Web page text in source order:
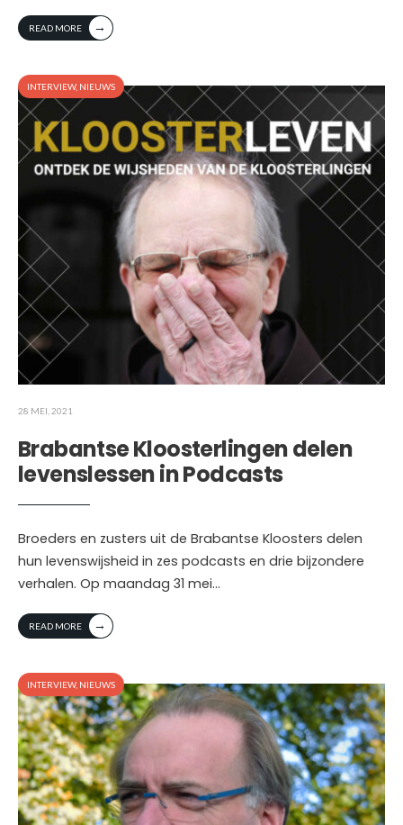
READ MORE →
INTERVIEW, NIEUWS
28 MEI, 2021
Brabantse Kloosterlingen delen
levenslessen in Podcasts
Broeders en zusters uit de Brabantse Kloosters delen
hun levenswijsheid in zes podcasts en drie bijzondere
verhalen. Op maandag 31 mei...
READ MORE →
INTERVIEW, NIEUWS